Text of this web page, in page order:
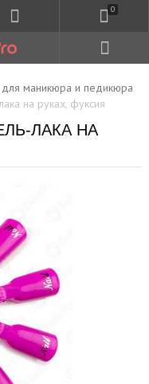
0
для маникюра и педикюра
на руках, фуксия
ЛАКА НА